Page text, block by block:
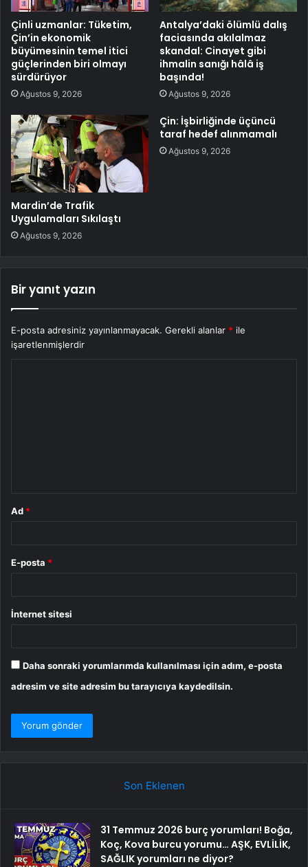
Çinli uzmanlar: Tüketim,
Çin’in ekonomik
büyümesinin temel itici
güçlerinden biri olmayı
sürdürüyor
Ağustos 9, 2026
Antalya’daki ölümlü dalış
faciasında akılalmaz
skandal: Cinayet gibi
ihmalin sanığı hâlâ iş
başında!
Ağustos 9, 2026
Mardin’de Trafik
Uygulamaları Sıkılaştı
Ağustos 9, 2026
Çin: İşbirliğinde üçüncü
taraf hedef alınmamalı
Ağustos 9, 2026
Bir yanıt yazın
E-posta adresiniz yayınlanmayacak. Gerekli alanlar * ile
işaretlenmişlerdir
Ad *
E-posta *
İnternet sitesi
Daha sonraki yorumlarımda kullanılması için adım, e-posta
adresim ve site adresim bu tarayıcıya kaydedilsin.
Son Eklenen
31 Temmuz 2026 burç yorumları! Boğa,
Koç, Kova burcu yorumu… AŞK, EVLİLİK,
SAĞLIK yorumları ne diyor?